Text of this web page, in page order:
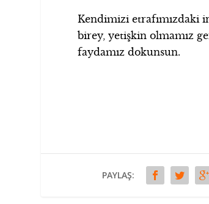
Kendimizi etrafımızdaki
birey, yetişkin olmamız
faydamız dokunsun.
PAYLAŞ: